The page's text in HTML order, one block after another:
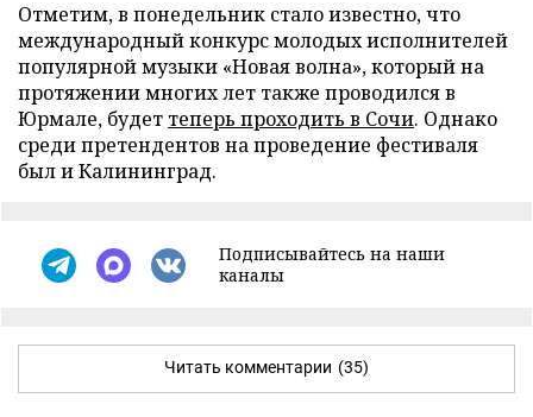
Отметим, в понедельник стало известно, что
международный конкурс молодых исполнителей
популярной музыки «Новая волна», который на
протяжении многих лет также проводился в
Юрмале, будет теперь проходить в Сочи. Однако
среди претендентов на проведение фестиваля
был и Калининград.
Подписывайтесь на наши
каналы
Читать комментарии (35)